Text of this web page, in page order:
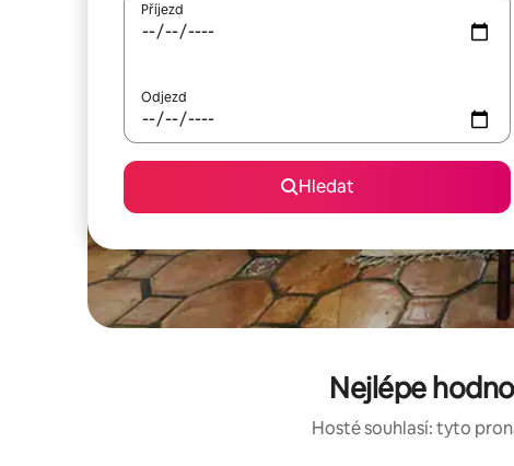
Příjezd
Odjezd
Hledat
Nejlépe
Hosté souhlasí: tyto